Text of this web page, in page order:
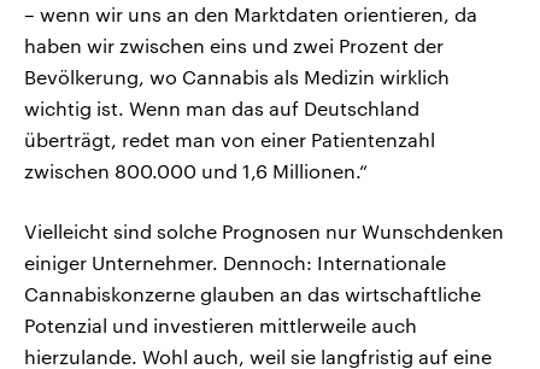
– wenn wir uns an den Marktdaten orientieren, da
haben wir zwischen eins und zwei Prozent der
Bevölkerung, wo Cannabis als Medizin wirklich
wichtig ist. Wenn man das auf Deutschland
überträgt, redet man von einer Patientenzahl
zwischen 800.000 und 1,6 Millionen.“
Vielleicht sind solche Prognosen nur Wunschdenken
einiger Unternehmer. Dennoch: Internationale
Cannabiskonzerne glauben an das wirtschaftliche
Potenzial und investieren mittlerweile auch
hierzulande. Wohl auch, weil sie langfristig auf eine